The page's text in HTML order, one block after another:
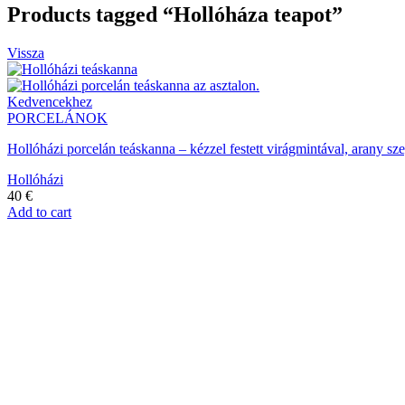
Products tagged “Hollóháza teapot”
Vissza
Kedvencekhez
PORCELÁNOK
Hollóházi porcelán teáskanna – kézzel festett virágmintával, arany
Hollóházi
40 €
Add to cart